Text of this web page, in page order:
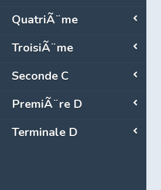
QuatriÃ¨me
TroisiÃ¨me
Seconde C
PremiÃ¨re D
Terminale D